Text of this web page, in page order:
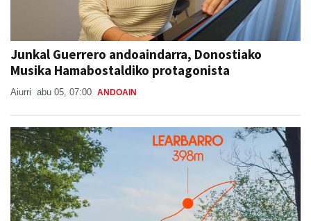
Junkal Guerrero andoaindarra, Donostiako
Musika Hamabostaldiko protagonista
Aiurri abu 05, 07:00 ANDOAIN